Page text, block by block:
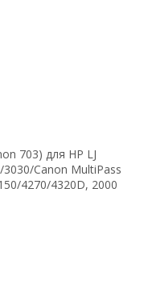
703) для HP LJ
Canon MultiPass
4270/4320D, 2000